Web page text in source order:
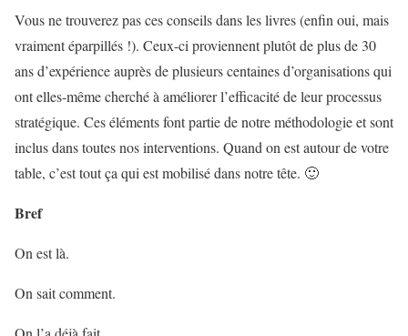
Vous ne trouverez pas ces conseils dans les livres (enfin oui, mais
vraiment éparpillés !). Ceux-ci proviennent plutôt de plus de 30
ans d’expérience auprès de plusieurs centaines d’organisations qui
ont elles-même cherché à améliorer l’efficacité de leur processus
stratégique. Ces éléments font partie de notre méthodologie et sont
inclus dans toutes nos interventions. Quand on est autour de votre
table, c’est tout ça qui est mobilisé dans notre tête. 🙂
Bref
On est là.
On sait comment.